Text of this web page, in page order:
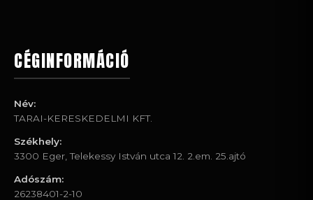
CÉGINFORMÁCIÓ
Név:
TARAI-KERESKEDELMI KFT.
Székhely:
3300 Eger, Telekessy István utca 12. 2.em. 25.ajtó
Adószám:
26238401-2-10